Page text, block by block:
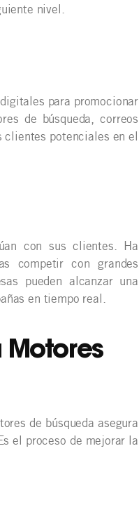
nivel.
para promocionar
de búsqueda, correos
potenciales en el
con sus clientes. Ha
competir con grandes
pueden alcanzar una
en tiempo real.
Motores
de búsqueda asegura
el proceso de mejorar la